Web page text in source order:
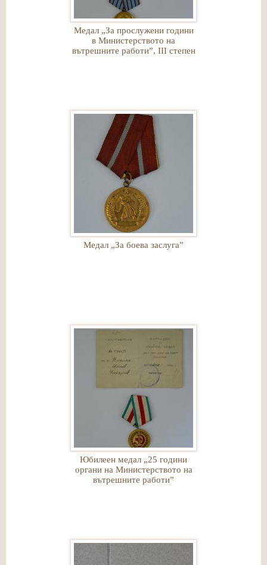
Медал „За прослужени години
в Министерството на
вътрешните работи”, ІІІ степен
Медал „За боева заслуга”
Юбилеен медал „25 години
органи на Министерството на
вътрешните работи”